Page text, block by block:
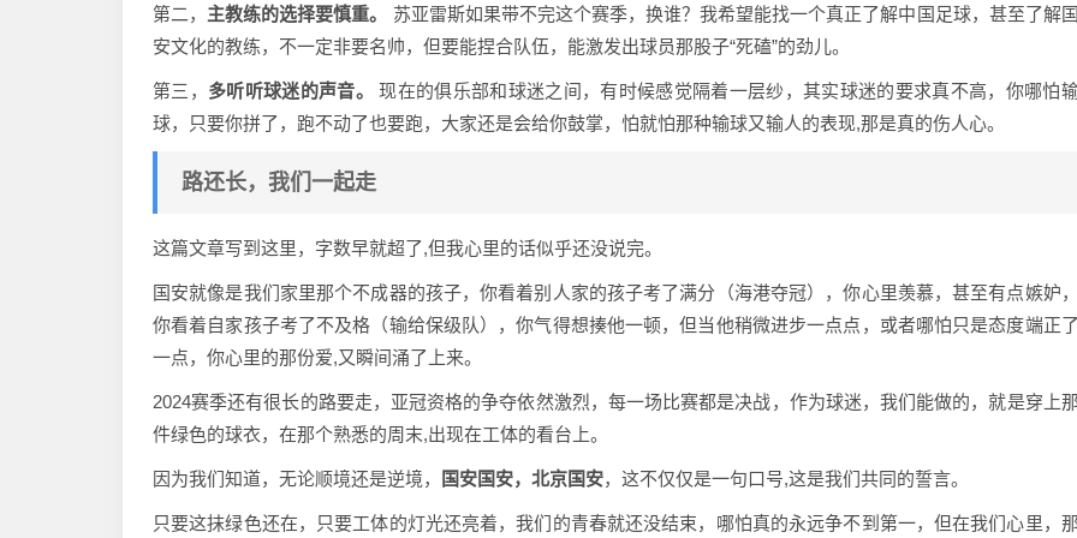
第二， 主教练的选择要慎重。
苏亚雷斯如果带不完这个赛季，换谁？我希望能找一个真正了解中国足球，甚至了解国
安文化的教练，不一定非要名帅，但要能捏合队伍，能激发出球员那股子“死磕”的劲儿。
第三， 多听听球迷的声音。
现在的俱乐部和球迷之间，有时候感觉隔着一层纱，其实球迷的要求真不高，你哪怕
球，只要你拼了，跑不动了也要跑，大家还是会给你鼓掌，怕就怕那种输球又输人的表现,那是真的伤人心。
路还长，我们一起走
这篇文章写到这里，字数早就超了,但我心里的话似乎还没说完。
国安就像是我们家里那个不成器的孩子，你看着别人家的孩子考了满分（海港夺冠），你心里羡慕，甚至有点嫉妒，
你看着自家孩子考了不及格（输给保级队），你气得想揍他一顿，但当他稍微进步一点点，或者哪怕只是态度端正了
一点，你心里的那份爱,又瞬间涌了上来。
2024赛季还有很长的路要走，亚冠资格的争夺依然激烈，每一场比赛都是决战，作为球迷，我们能做的，就是穿上那
件绿色的球衣，在那个熟悉的周末,出现在工体的看台上。
因为我们知道，无论顺境还是逆境， 国安国安，北京国安，这不仅仅是一句口号,这是我们共同的誓言。
只要这抹绿色还在，只要工体的灯光还亮着，我们的青春就还没结束，哪怕真的永远争不到第一，但在我们心里，那